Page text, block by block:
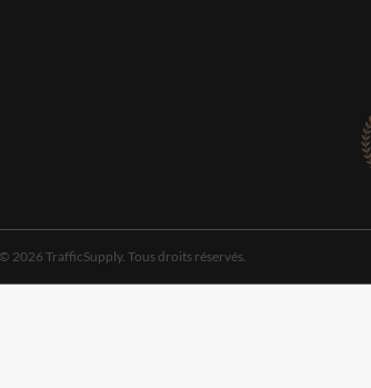
© 2026 TrafficSupply. Tous droits réservés.